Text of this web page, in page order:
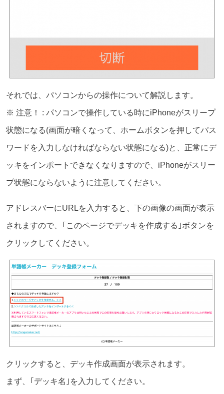
それでは、パソコンからの操作について解説します。
※ 注意！ : パソコンで操作している時にiPhoneがスリープ
状態になる(画面が暗くなって、ホームボタンを押してパス
ワードを入力しなければならない状態になる)と、正常にデ
ッキをインポートできなくなりますので、iPhoneがスリー
プ状態にならないように注意してください。
アドレスバーにURLを入力すると、下の画像の画面が表示
されますので、｢このページでデッキを作成する｣ボタンを
クリックしてください。
クリックすると、デッキ作成画面が表示されます。
まず、｢デッキ名｣を入力してください。